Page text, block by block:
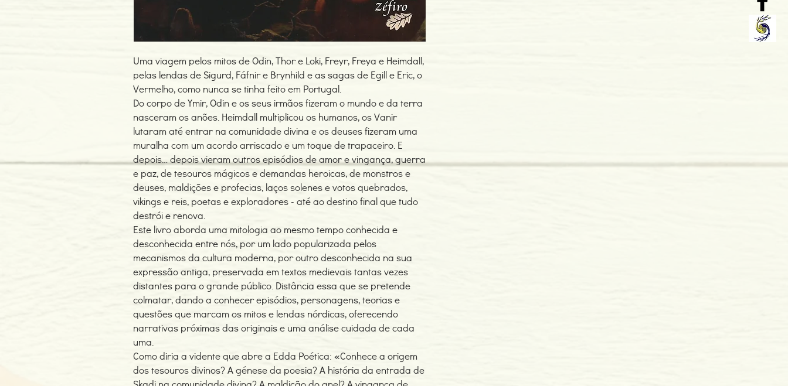
Uma viagem pelos mitos de Odin, Thor e Loki, Freyr, Freya e Heimdall,
pelas lendas de Sigurd, Fáfnir e Brynhild e as sagas de Egill e Eric, o
Vermelho, como nunca se tinha feito em Portugal.
Do corpo de Ymir, Odin e os seus irmãos fizeram o mundo e da terra
nasceram os anões. Heimdall multiplicou os humanos, os Vanir
lutaram até entrar na comunidade divina e os deuses fizeram uma
muralha com um acordo arriscado e um toque de trapaceiro. E
depois… depois vieram outros episódios de amor e vingança, guerra
e paz, de tesouros mágicos e demandas heroicas, de monstros e
deuses, maldições e profecias, laços solenes e votos quebrados,
vikings e reis, poetas e exploradores - até ao destino final que tudo
destrói e renova.
Este livro aborda uma mitologia ao mesmo tempo conhecida e
desconhecida entre nós, por um lado popularizada pelos
mecanismos da cultura moderna, por outro desconhecida na sua
expressão antiga, preservada em textos medievais tantas vezes
distantes para o grande público. Distância essa que se pretende
colmatar, dando a conhecer episódios, personagens, teorias e
questões que marcam os mitos e lendas nórdicas, oferecendo
narrativas próximas das originais e uma análise cuidada de cada
uma.
Como diria a vidente que abre a Edda Poética: «Conhece a origem
dos tesouros divinos? A génese da poesia? A história da entrada de